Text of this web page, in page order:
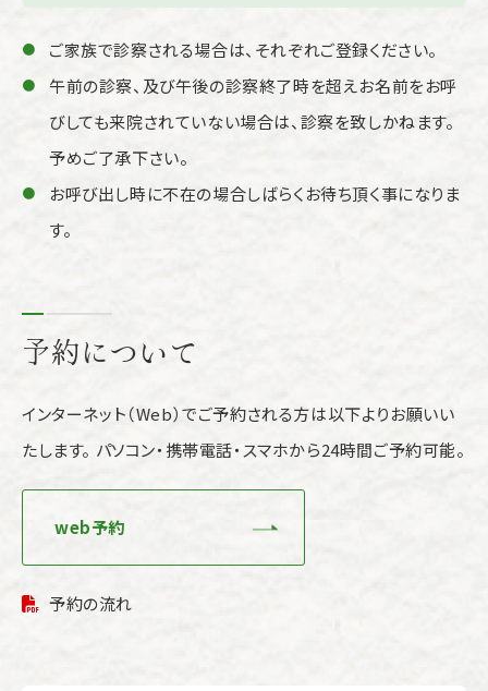
ご家族で診察される場合は、それぞれご登録ください。
午前の診察、及び午後の診察終了時を超えお名前をお呼
びしても来院されていない場合は、診察を致しかねます。
予めご了承下さい。
お呼び出し時に不在の場合しばらくお待ち頂く事になりま
す。
予約について
インターネット（Web）でご予約される方は以下よりお願いい
たします。 パソコン・携帯電話・スマホから24時間ご予約可能。
web予約
予約の流れ